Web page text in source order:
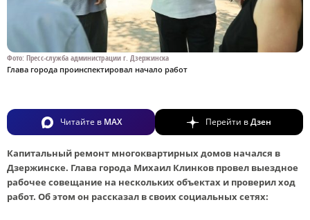
Фото: Пресс-служба администрации г. Дзержинска
Глава города проинспектировал начало работ
Читайте в MAX Перейти вДзен
Капитальный ремонт многоквартирных домов начался в
Дзержинске. Глава города Михаил Клинков провел выездное
рабочее совещание на нескольких объектах и проверил ход
работ. Об этом он рассказал в своих социальных сетях: